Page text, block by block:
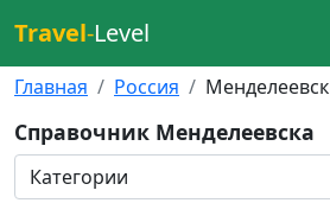
Travel-Level
Главная Россия Менделеевск
Справочник Менделеевска